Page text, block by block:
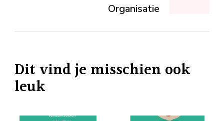
Organisatie
Dit vind je misschien ook
leuk